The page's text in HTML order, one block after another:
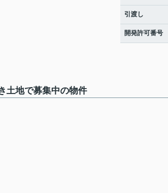
引渡し
開発許可番号
地で募集中の物件